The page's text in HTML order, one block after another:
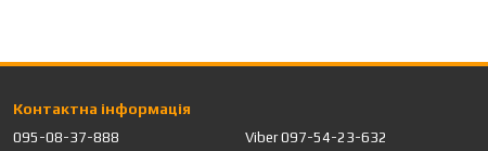
Контактна інформація
095-08-37-888
Viber 097-54-23-632